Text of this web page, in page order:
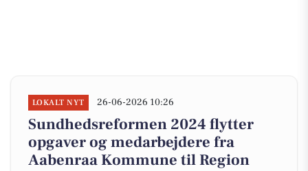
LOKALT NYT 26-06-2026 10:26
Sundhedsreformen 2024 flytter
opgaver og medarbejdere fra
Aabenraa Kommune til Region